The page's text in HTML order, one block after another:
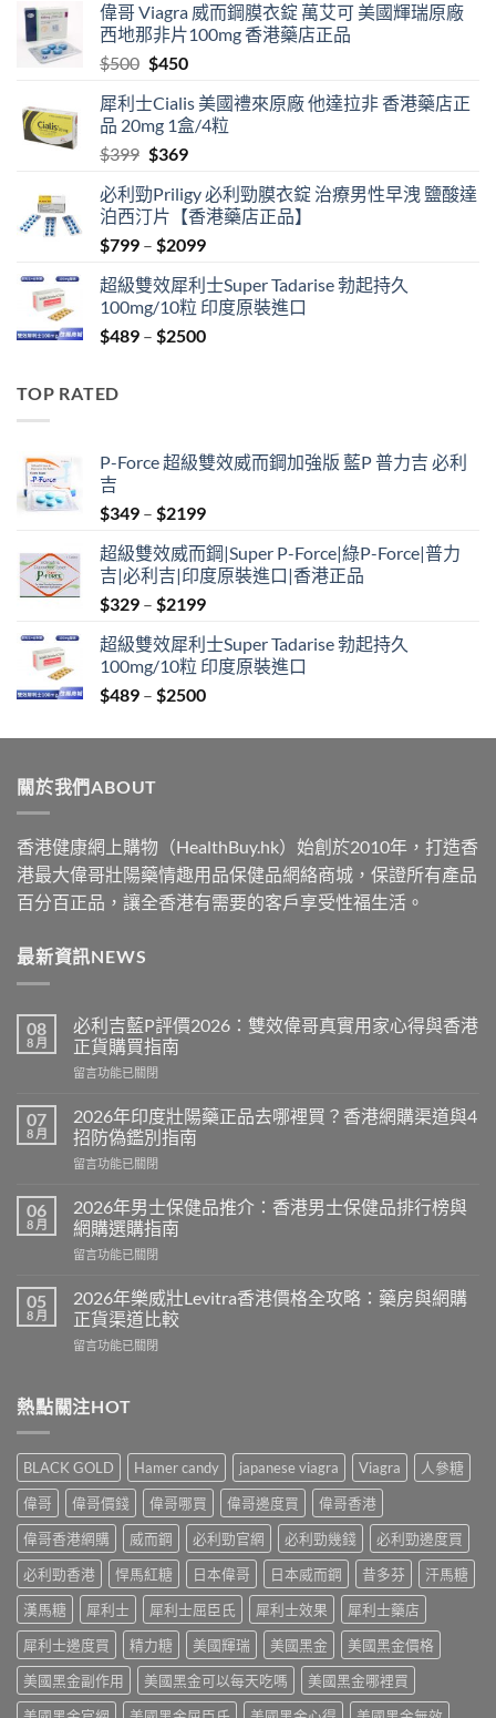
偉哥 Viagra 威而鋼膜衣錠 萬艾可 美國輝瑞原廠
西地那非片100mg 香港藥店正品
$500 Original
was:
$500.
$450Current
is:
$450.
犀利士Cialis 美國禮來原廠 他達拉非 香港藥店正
品 20mg 1盒/4粒
$399 Original
was:
$399.
$369Current
is:
$369.
必利勁Priligy 必利勁膜衣錠 治療男性早洩 鹽酸達
泊西汀片【香港藥店正品】
$799 – $2099Price
$799
through
$2099
超級雙效犀利士Super Tadarise 勃起持久
100mg/10粒 印度原裝進口
$489 – $2500Price
TOP RATED
P-Force 超級雙效威而鋼加強版 藍P 普力吉 必利
吉
$349 – $2199Price
$349
through
$2199
超級雙效威而鋼|Super P-Force|綠P-Force|普力
吉|必利吉|印度原裝進口|香港正品
$329 – $2199Price
$329
through
$2199
超級雙效犀利士Super Tadarise 勃起持久
100mg/10粒 印度原裝進口
$489 – $2500Price
$489
關於我們ABOUT
香港健康網上購物（HealthBuy.hk）始創於2010年，打造香
港最大偉哥壯陽藥情趣用品保健品網絡商城，保證所有產品
百分百正品，讓全香港有需要的客戶享受性福生活。
最新資訊NEWS
08
8 月
必利吉藍P評價2026：雙效偉哥真實用家心得與香港
正貨購買指南
在
利
吉
藍
P
價
2026：
雙
效
哥
真
用
得
港
正
貨
購
買
指
南〉
中
留言功能已關閉
07
8 月
2026年印度壯陽藥正品去哪裡買？香港網購渠道與4
招防偽鑑別指南
在
年
印
度
壯
藥
正
品
去
買？
網
購
渠
道
與
4
招
防
鑑
別
指
南〉
中
留言功能已關閉
06
8 月
2026年男士保健品推介：香港男士保健品排行榜與
網購選購指南
在
年
男
士
保
推
港
男
士
保
健
品
排
行
與
網
購
選
購
留言功能已關閉
05
8 月
2026年樂威壯Levitra香港價格全攻略：藥房與網購
正貨渠道比較
在
樂
威
Levitra
香
港
價
格
全
攻
略：
房
與
網
購
正
留言功能已關閉
熱點關注HOT
BLACK GOLD Hamer candy japanese viagra Viagra
人參糖
偉哥
偉哥價錢 偉哥哪買 偉哥邊度買
偉哥香港
偉哥香港網購
威而鋼 必利勁官網 必利勁幾錢
必利勁邊度買
必利勁香港
悍馬紅糖 日本偉哥 日本威而鋼 昔多芬
汗馬糖
漢馬糖
犀利士 犀利士屈臣氏 犀利士效果
犀利士藥店
犀利士邊度買
精力糖 美國輝瑞 美國黑金
美國黑金價格
美國黑金副作用
美國黑金可以每天吃嗎
美國黑金哪裡買